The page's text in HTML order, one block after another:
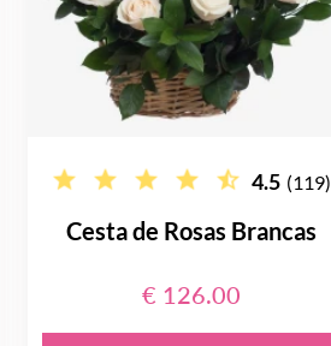
4.5 (119)
Cesta de Rosas Brancas
€ 126.00